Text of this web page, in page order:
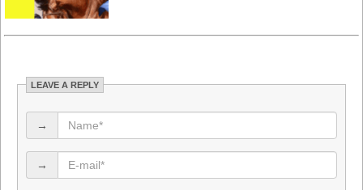
LEAVE A REPLY
→
→